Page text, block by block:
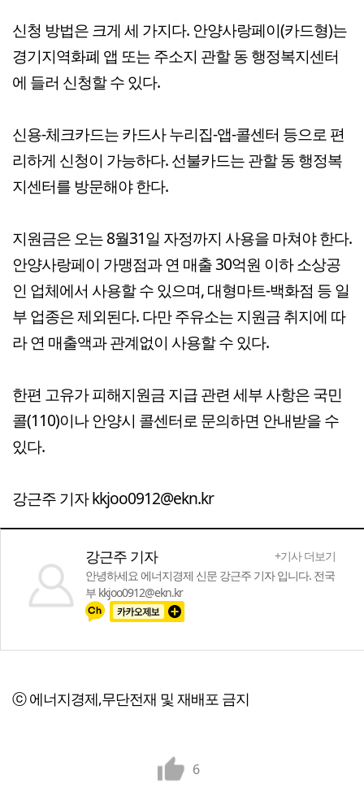
신청 방법은 크게 세 가지다. 안양사랑페이(카드형)는
경기지역화폐 앱 또는 주소지 관할 동 행정복지센터
에 들러 신청할 수 있다.
신용-체크카드는 카드사 누리집-앱-콜센터 등으로 편
리하게 신청이 가능하다. 선불카드는 관할 동 행정복
지센터를 방문해야 한다.
지원금은 오는 8월31일 자정까지 사용을 마쳐야 한다.
안양사랑페이 가맹점과 연 매출 30억원 이하 소상공
인 업체에서 사용할 수 있으며, 대형마트-백화점 등 일
부 업종은 제외된다. 다만 주유소는 지원금 취지에 따
라 연 매출액과 관계없이 사용할 수 있다.
한편 고유가 피해지원금 지급 관련 세부 사항은 국민
콜(110)이나 안양시 콜센터로 문의하면 안내받을 수
있다.
강근주 기자 kkjoo0912@ekn.kr
강근주 기자
+기사 더보기
안녕하세요 에너지경제 신문 강근주 기자 입니다. 전국
부 kkjoo0912@ekn.kr
ⓒ 에너지경제,무단전재 및 재배포 금지
6